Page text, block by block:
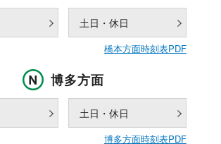
土日・休日
橋本方面時刻表PDF
博多方面
土日・休日
博多方面時刻表PDF